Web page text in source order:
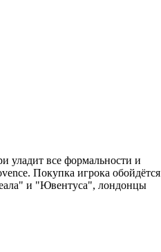
уладит все формальности и
Покупка игрока обойдётся
и "Ювентуса", лондонцы